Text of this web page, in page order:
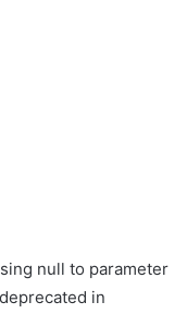
null to parameter
in